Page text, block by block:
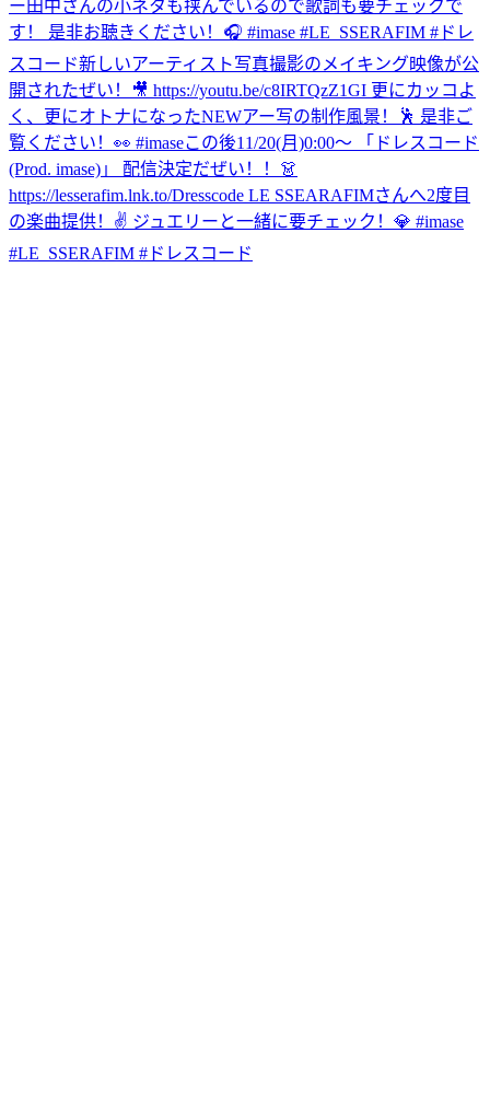
ー田中さんの小ネタも挟んでいるので歌詞も要チェックで
す！ 是非お聴きください！🎧 #imase #LE_SSERAFIM #ドレ
スコード新しいアーティスト写真撮影のメイキング映像が公
開されたぜい！🎥 https://youtu.be/c8IRTQzZ1GI 更にカッコよ
く、更にオトナになったNEWアー写の制作風景！🕺 是非ご
覧ください！👀 #imaseこの後11/20(月)0:00〜 「ドレスコード
(Prod. imase)」 配信決定だぜい！！👗
https://lesserafim.lnk.to/Dresscode LE SSEARAFIMさんへ2度目
の楽曲提供！✌️ ジュエリーと一緒に要チェック！💎 #imase
#LE_SSERAFIM #ドレスコード